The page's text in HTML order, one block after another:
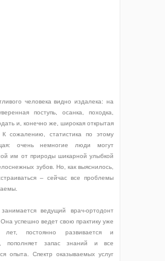
человека видно издалека: на
поступь, осанка, походка,
и, конечно же, широкая открытая
сожалению, статистика по этому
очень немногие люди могут
им от природы шикарной улыбкой
зубов. Но, как выяснилось,
– сейчас все проблемы
ведущий врач-ортодонт
успешно ведет свою практику уже
лет, постоянно развивается и
пополняет запас знаний и все
опыта. Спектр оказываемых услуг